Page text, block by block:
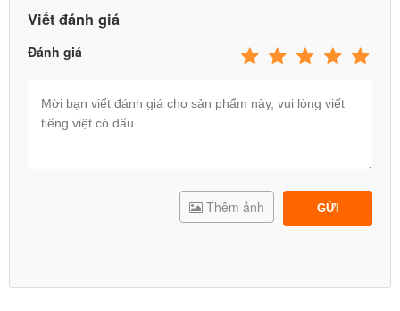
Viết đánh giá
Đánh giá
GỬI
Thêm ảnh